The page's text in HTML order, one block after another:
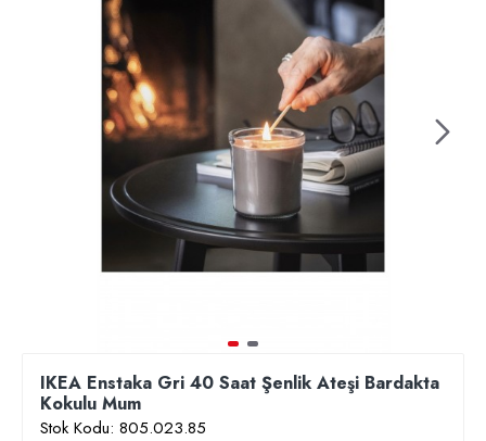
IKEA Enstaka Gri 40 Saat Şenlik Ateşi Bardakta
Kokulu Mum
Stok Kodu: 805.023.85